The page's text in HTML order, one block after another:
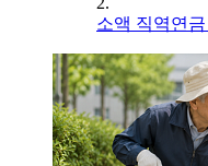
소액 직역연